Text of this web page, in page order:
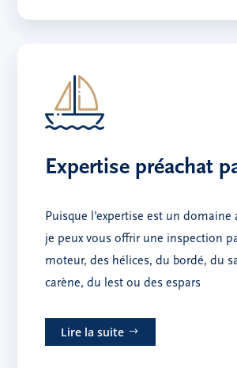
Expertise préachat
Puisque l'expertise est un domaine
je peux vous offrir une inspection
moteur, des hélices, du bordé, du
carène, du lest ou des espars
Lire la suite